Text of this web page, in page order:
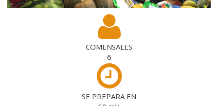
COMENSALES
6
SE PREPARA EN